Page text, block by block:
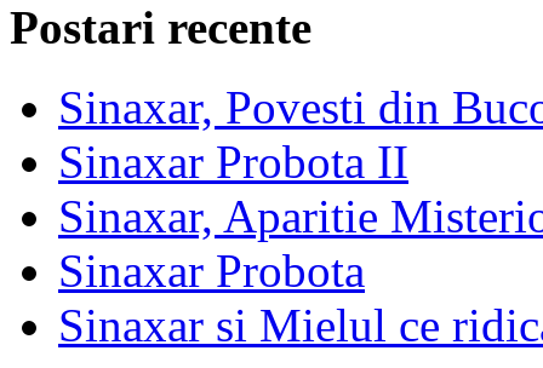
Postari recente
Sinaxar, Povesti din
Sinaxar Probota II
Sinaxar, Aparitie
Sinaxar Probota
Sinaxar si Mielul ce